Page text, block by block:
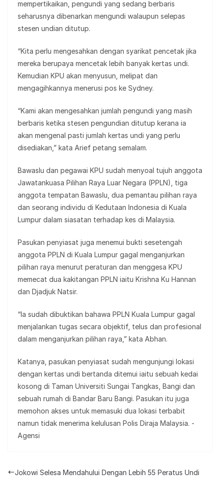
mempertikaikan, pengundi yang sedang berbaris
seharusnya dibenarkan mengundi walaupun selepas
stesen undian ditutup.
“Kita perlu mengesahkan dengan syarikat pencetak jika
mereka berupaya mencetak lebih banyak kertas undi.
Kemudian KPU akan menyusun, melipat dan
mengagihkannya menerusi pos ke Sydney.
“Kami akan mengesahkan jumlah pengundi yang masih
berbaris ketika stesen pengundian ditutup kerana ia
akan mengenal pasti jumlah kertas undi yang perlu
disediakan,” kata Arief petang semalam.
Bawaslu dan pegawai KPU sudah menyoal tujuh anggota
Jawatankuasa Pilihan Raya Luar Negara (PPLN), tiga
anggota tempatan Bawaslu, dua pemantau pilihan raya
dan seorang individu di Kedutaan Indonesia di Kuala
Lumpur dalam siasatan terhadap kes di Malaysia.
Pasukan penyiasat juga menemui bukti sesetengah
anggota PPLN di Kuala Lumpur gagal menganjurkan
pilihan raya menurut peraturan dan menggesa KPU
memecat dua kakitangan PPLN iaitu Krishna Ku Hannan
dan Djadjuk Natsir.
“Ia sudah dibuktikan bahawa PPLN Kuala Lumpur gagal
menjalankan tugas secara objektif, telus dan profesional
dalam menganjurkan pilihan raya,” kata Abhan.
Katanya, pasukan penyiasat sudah mengunjungi lokasi
dengan kertas undi bertanda ditemui iaitu sebuah kedai
kosong di Taman Universiti Sungai Tangkas, Bangi dan
sebuah rumah di Bandar Baru Bangi. Pasukan itu juga
memohon akses untuk memasuki dua lokasi terbabit
namun tidak menerima kelulusan Polis Diraja Malaysia. -
Agensi
Jokowi Selesa Mendahului Dengan Lebih 55 Peratus Undi